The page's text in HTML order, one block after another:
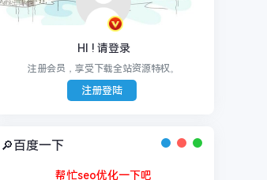
HI ! 请登录
注册会员，享受下载全站资源特权。
注册登陆
🔎百度一下
帮忙seo优化一下吧